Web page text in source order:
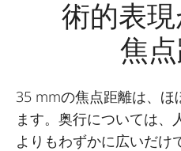
術的表
焦
35 mmの焦点距離は、ほ
ます。奥行については、
よりもわずかに広いだけ